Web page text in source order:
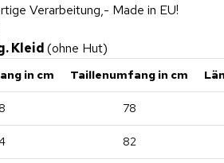
Verarbeitung,- Made in EU!
Kleid(ohne Hut)
in cm Taillenumfang in cm
78
82